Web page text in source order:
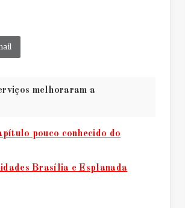
melhoraram a
pouco conhecido do
Brasília e Esplanada